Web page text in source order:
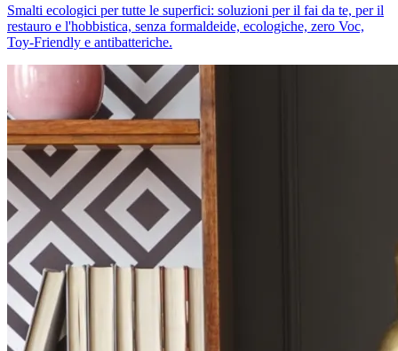
Smalti ecologici per tutte le superfici: soluzioni per il fai da te, per il
restauro e l'hobbistica, senza formaldeide, ecologiche, zero Voc,
Toy-Friendly e antibatteriche.